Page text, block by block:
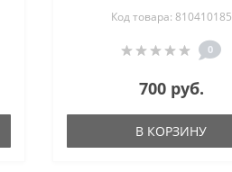
Код товара: 810410185
0
700 руб.
В КОРЗИНУ